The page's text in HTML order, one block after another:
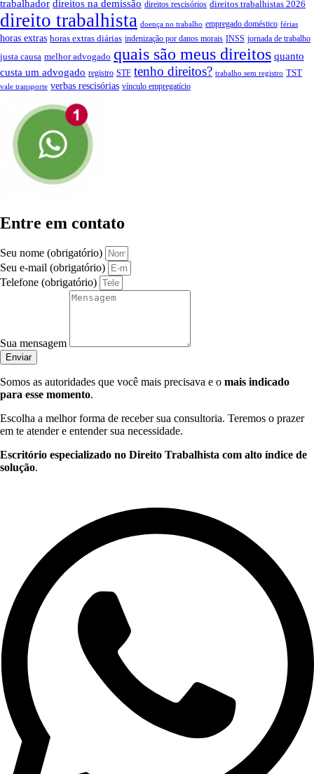
trabalhador direitos na demissão direitos rescisórios direitos trabalhistas 2026
direito trabalhista doença no trabalho empregado doméstico férias
horas extras horas extras diárias indenização por danos morais INSS jornada de trabalho
justa causa melhor advogado quais são meus direitos quanto
custa um advogado registro STF tenho direitos? trabalho sem registro TST
vale transporte verbas rescisórias vínculo empregatício
Entre em contato
Seu nome (obrigatório)
Seu e-mail (obrigatório)
Telefone (obrigatório)
Sua mensagem
Enviar
Somos as autoridades que você mais precisava e o mais indicado
para esse momento.
Escolha a melhor forma de receber sua consultoria. Teremos o prazer
em te atender e entender sua necessidade.
Escritório especializado no Direito Trabalhista com alto índice de
solução.